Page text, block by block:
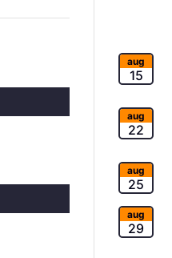
aug
15
aug
22
aug
25
aug
29